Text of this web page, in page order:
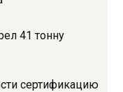
41 тонну
сертификацию